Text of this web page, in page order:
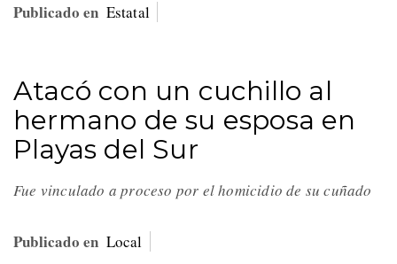
Publicado en Estatal
Atacó con un cuchillo al
hermano de su esposa en
Playas del Sur
Fue vinculado a proceso por el homicidio de su cuñado
Publicado en Local